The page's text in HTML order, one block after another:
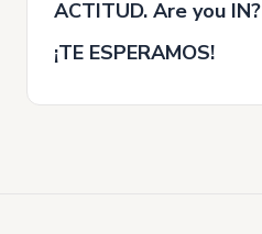
ACTITUD. Are you IN?
¡TE ESPERAMOS!